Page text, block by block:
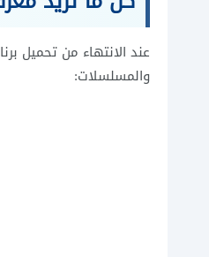
عند الانتهاء من تحميل
والمسلسلات: